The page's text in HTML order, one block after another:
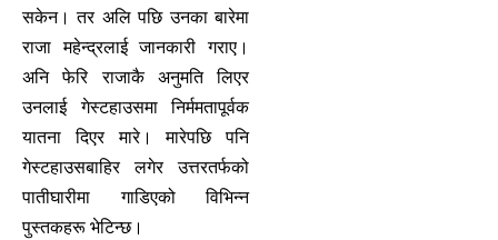
सकेन। तर अलि पछि उनका बारेमा
राजा महेन्द्रलाई जानकारी गराए।
अनि फेरि राजाकै अनुमति लिएर
उनलाई गेस्टहाउसमा निर्ममतापूर्वक
यातना दिएर मारे। मारेपछि पनि
गेस्टहाउसबाहिर लगेर उत्तरतर्फको
पातीघारीमा गाडिएको विभिन्न
पुस्तकहरू भेटिन्छ।